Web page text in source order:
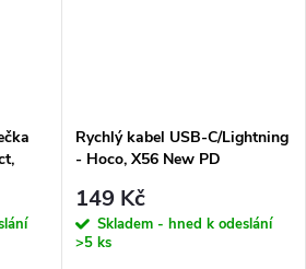
Rychlý kabel USB-C/Lightning
- Hoco, X56 New PD
149 Kč
Skladem - hned k odeslání
>5 ks